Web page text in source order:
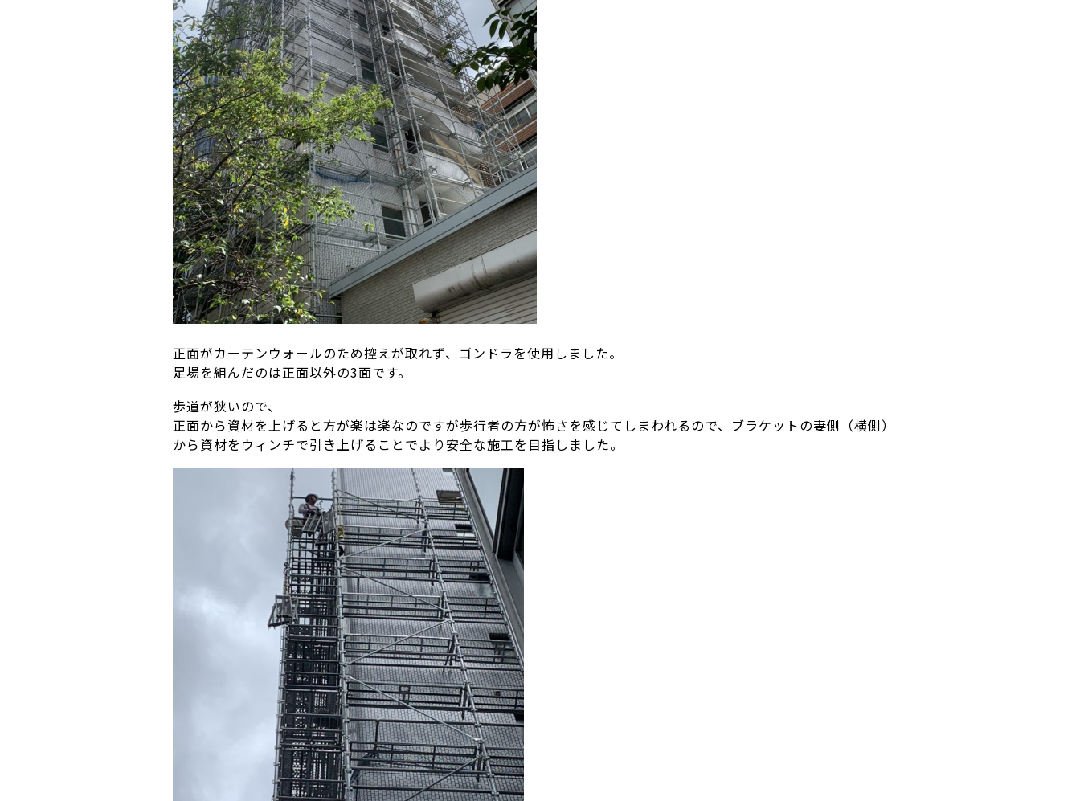
正面がカーテンウォールのため控えが取れず、ゴンドラを使用しました。
足場を組んだのは正面以外の3面です。
歩道が狭いので、
正面から資材を上げると方が楽は楽なのですが歩行者の方が怖さを感じてしまわれるので、ブラケットの妻側（横側）
から資材をウィンチで引き上げることでより安全な施工を目指しました。